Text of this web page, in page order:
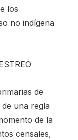
los
no indígena
de
una regla
de la
censales,